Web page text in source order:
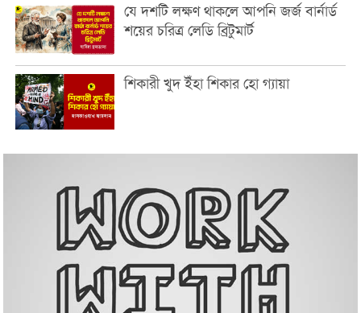
যে দশটি লক্ষণ থাকলে আপনি জর্জ বার্নার্ড
শয়ের চরিত্র লেডি ব্রিটুমার্ট
শিকারী খুদ ইঁহা শিকার হো গ্যায়া